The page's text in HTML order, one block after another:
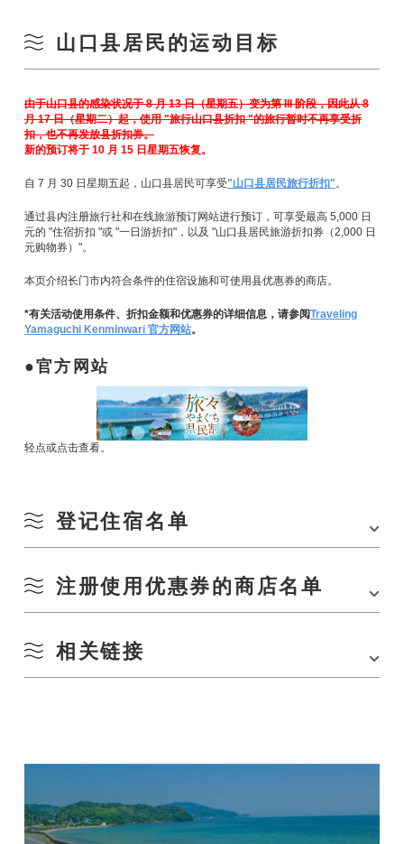
山口县居民的运动目标
由于山口县的感染状况于 8 月 13 日（星期五）变为第 III 阶段，因此从 8
月 17 日（星期二）起，使用 "旅行山口县折扣 "的旅行暂时不再享受折
扣，也不再发放县折扣券。
新的预订将于 10 月 15 日星期五恢复。
自 7 月 30 日星期五起，山口县居民可享受"山口县居民旅行折扣"。
通过县内注册旅行社和在线旅游预订网站进行预订，可享受最高 5,000 日
元的 "住宿折扣 "或 "一日游折扣"，以及 "山口县居民旅游折扣券（2,000 日
元购物券）"。
本页介绍长门市内符合条件的住宿设施和可使用县优惠券的商店。
*有关活动使用条件、折扣金额和优惠券的详细信息，请参阅Traveling
Yamaguchi Kenminwari 官方网站。
官方网站
轻点或点击查看。
登记住宿名单
*截至 8 月 4 日星期三。
俵山温泉
休闲旅馆 Kyoya
松屋旅馆
藤井旅馆
佐久间旅馆
注册使用优惠券的商店名单
*截至 8 月 6 日星期五。
记念品
川本雄弥
大和 晃子
相关链接